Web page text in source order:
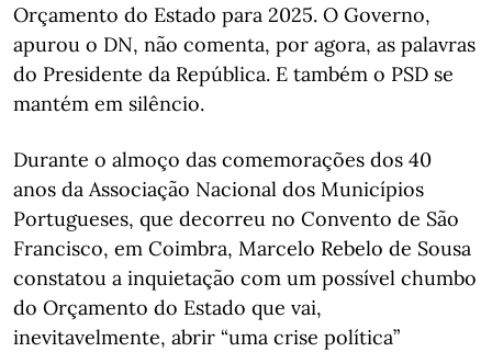
Orçamento do Estado para 2025. O Governo,
apurou o DN, não comenta, por agora, as palavras
do Presidente da República. E também o PSD se
mantém em silêncio.
Durante o almoço das comemorações dos 40
anos da Associação Nacional dos Municípios
Portugueses, que decorreu no Convento de São
Francisco, em Coimbra, Marcelo Rebelo de Sousa
constatou a inquietação com um possível chumbo
do Orçamento do Estado que vai,
inevitavelmente, abrir “uma crise política”